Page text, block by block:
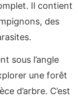
Il contient
des
sous l’angle
une forêt
d’arbre. C’est